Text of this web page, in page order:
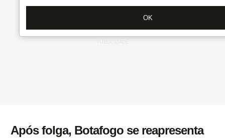
OK
Após folga, Botafogo se reapresenta